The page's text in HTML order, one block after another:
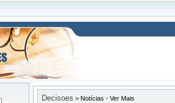
Decisoes > Notícias - Ver Mais